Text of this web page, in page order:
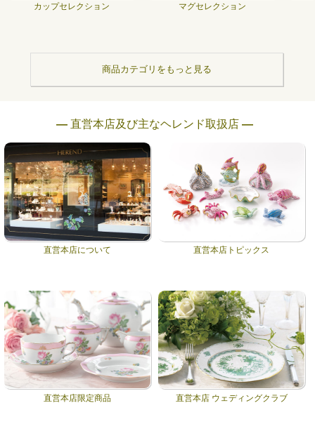
カップセレクション マグセレクション
商品カテゴリをもっと見る
― 直営本店及び主なヘレンド取扱店 ―
直営本店について 直営本店トピックス
直営本店限定商品 直営本店 ウェディングクラブ